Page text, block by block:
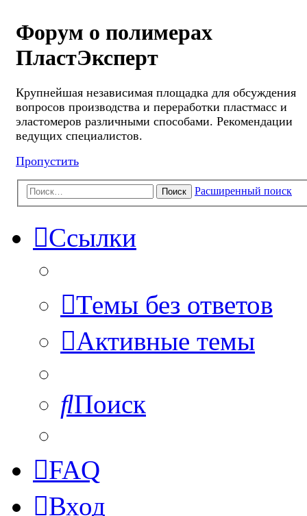
Форум о полимерах
ПластЭксперт
Крупнейшая независимая площадка для обсуждения
вопросов производства и переработки пластмасс и
эластомеров различными способами. Рекомендации
ведущих специалистов.
Пропустить
Поиск Расширенный поиск
Ссылки
Темы без ответов
Активные темы
Поиск
FAQ
Вход